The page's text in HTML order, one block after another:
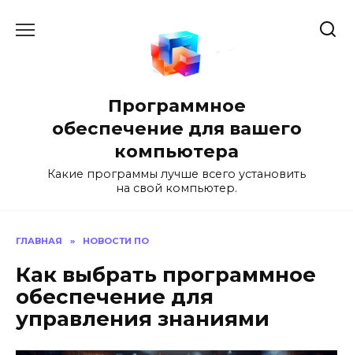
Программное
обеспечение для вашего
компьютера
Какие программы лучше всего установить
на свой компьютер.
ГЛАВНАЯ » НОВОСТИ ПО
Как выбрать программное
обеспечение для
управления знаниями